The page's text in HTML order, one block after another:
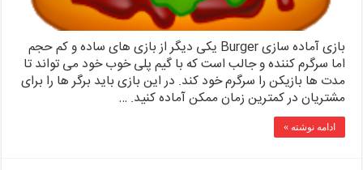
بازی آماده سازی Burger یکی دیگر از بازی های ساده و کم حجم
اما سرگرم کننده و جالب است که با گیم پلی خوب خود می تواند تا
مدت ها بازیکن را سرگرم خود کند. در این بازی باید برگر ها را برای
مشتریان در کمترین زمان ممکن آماده کنید. …
ادامه نوشته »